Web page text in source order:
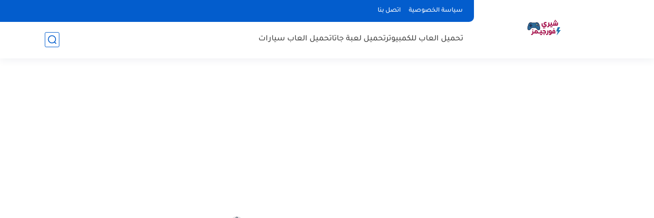
سياسة الخصوصية اتصل بنا
تحميل العاب للكمبيوترتحميل لعبة جاتاتحميل العاب سيارات